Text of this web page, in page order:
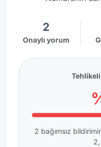
2
Onaylı yorum
2 bağımsız